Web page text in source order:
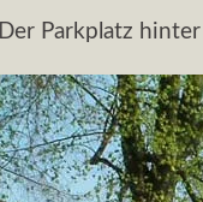
Der Parkplatz